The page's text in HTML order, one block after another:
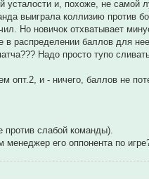
усталости и, похоже, не самой
выиграла коллизию против
Но новичок отхватывает
распределении баллов для
Надо просто тупо
опт.2, и - ничего, баллов не
против слабой команды).
его оппонента по